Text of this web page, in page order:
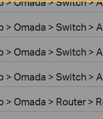
> Omada > Switch >
> Omada > Switch >
> Omada > Switch >
> Omada > Router >